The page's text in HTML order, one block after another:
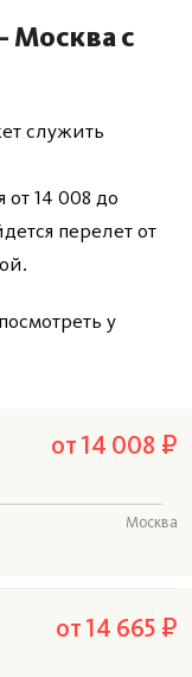
Москва с
служить
от 14 008 до
перелет от
у
Москва
от 14 008 ₽
от 14 665 ₽